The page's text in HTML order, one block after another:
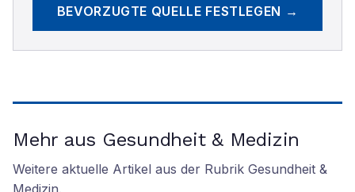
BEVORZUGTE QUELLE FESTLEGEN →
Mehr aus Gesundheit & Medizin
Weitere aktuelle Artikel aus der Rubrik Gesundheit &
Medizin